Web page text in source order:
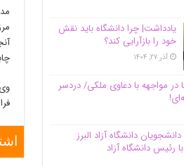
یادداشت| چرا دانشگاه باید نقش
خود را بازآرایی کند؟
آذر ۲۷, ۱۴۰۴
مواجهه با دعاوی ملکی/ دردسر
دانشگاه آزاد البرز
دانشگاه آز‌اد